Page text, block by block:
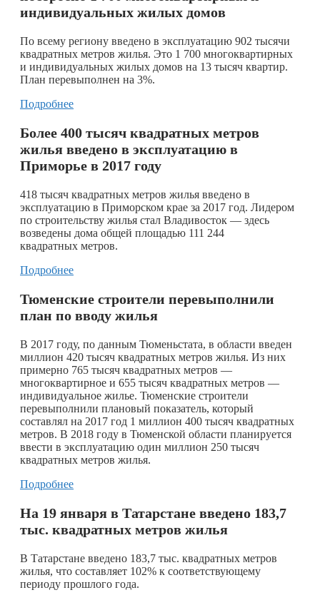
индивидуальных жилых домов
По всему региону введено в эксплуатацию 902 тысячи
квадратных метров жилья. Это 1 700 многоквартирных
и индивидуальных жилых домов на 13 тысяч квартир.
План перевыполнен на 3%.
Подробнее
Более 400 тысяч квадратных метров
жилья введено в эксплуатацию в
Приморье в 2017 году
418 тысяч квадратных метров жилья введено в
эксплуатацию в Приморском крае за 2017 год. Лидером
по строительству жилья стал Владивосток — здесь
возведены дома общей площадью 111 244
квадратных метров.
Подробнее
Тюменские строители перевыполнили
план по вводу жилья
В 2017 году, по данным Тюменьстата, в области введен
миллион 420 тысяч квадратных метров жилья. Из них
примерно 765 тысяч квадратных метров —
многоквартирное и 655 тысяч квадратных метров —
индивидуальное жилье. Тюменские строители
перевыполнили плановый показатель, который
составлял на 2017 год 1 миллион 400 тысяч квадратных
метров. В 2018 году в Тюменской области планируется
ввести в эксплуатацию один миллион 250 тысяч
квадратных метров жилья.
Подробнее
На 19 января в Татарстане введено 183,7
тыс. квадратных метров жилья
В Татарстане введено 183,7 тыс. квадратных метров
жилья, что составляет 102% к соответствующему
периоду прошлого года.